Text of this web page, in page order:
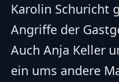
Karolin Schuricht
Angriffe der
Auch Anja Keller
ein ums andere